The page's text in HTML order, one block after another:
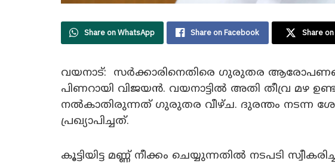
Share on WhatsApp Share on Facebook Share
വയനാട്: സർക്കാരിനെതിരെ ഗുരുതര
പിണറായി വിജയൻ. വയനാട്ടിൽ അതി തീവ്ര മഴ
നൽകാതിരുന്നത് ഗുരുതര വീഴ്ച. ദുരന്തം നടന്ന
പ്രഖ്യാപിച്ചത്.
കൂട്ടിയിട്ട മണ്ണ് നീക്കം ചെയ്യുന്നതിൽ നടപടി